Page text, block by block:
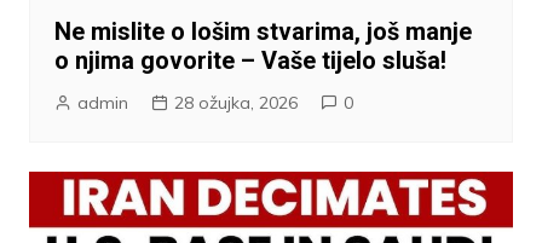
Ne mislite o lošim stvarima, još manje
o njima govorite – Vaše tijelo sluša!
admin 28 ožujka, 2026 0